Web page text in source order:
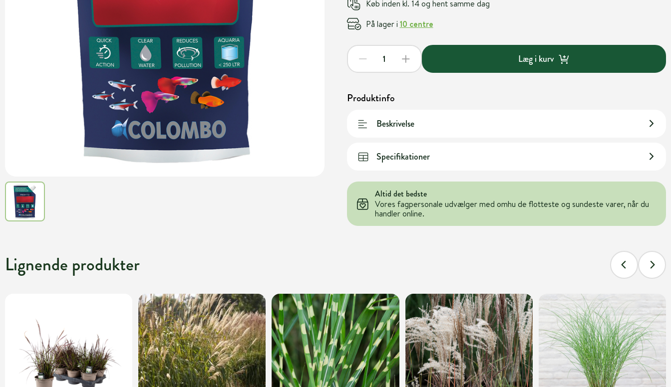
Køb inden kl. 14 og hent samme dag
På lager i 10 centre
Læg i kurv
Produktinfo
Beskrivelse
Specifikationer
Altid det bedste
Vores fagpersonale udvælger med omhu de flotteste og sundeste varer, når du
handler online.
Lignende produkter